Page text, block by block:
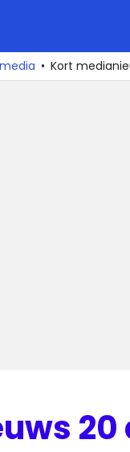
Kort
20